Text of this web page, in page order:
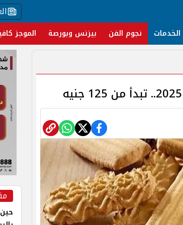
الخدمات نجوم الفن بيزنس وبورصة الموجز